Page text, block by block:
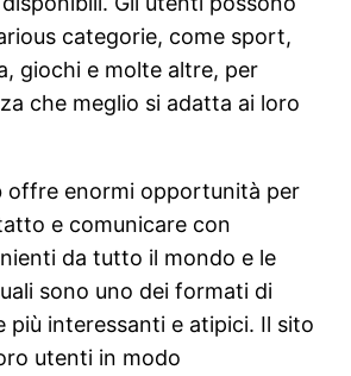
categorie, come sport,
giochi e molte altre, per
che meglio si adatta ai loro
offre enormi opportunità per
e comunicare con
da tutto il mondo e le
sono uno dei formati di
più interessanti e atipici. Il sito
utenti in modo